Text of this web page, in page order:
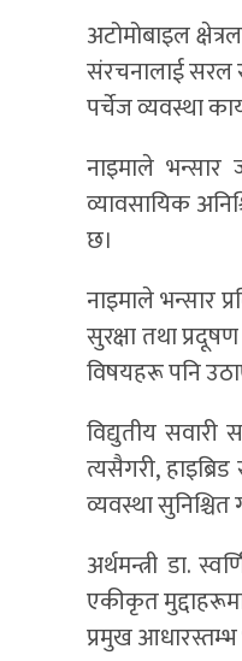
अटोमोबाइल
संरचनालाई सरल
पर्चेज व्यवस्था
नाइमाले
व्यावसायिक
छ।
नाइमाले भन्सार
सुरक्षा तथा
विषयहरू पनि
विद्युतीय
त्यसैगरी,
व्यवस्था सुनिश्चित
अर्थमन्त्री डा.
एकीकृत
प्रमुख